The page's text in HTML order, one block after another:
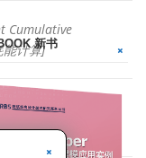
Cumulative
能计算]
matching of ground
新书